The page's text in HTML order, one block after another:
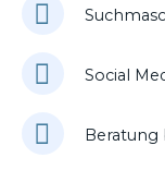
Social
Beratung